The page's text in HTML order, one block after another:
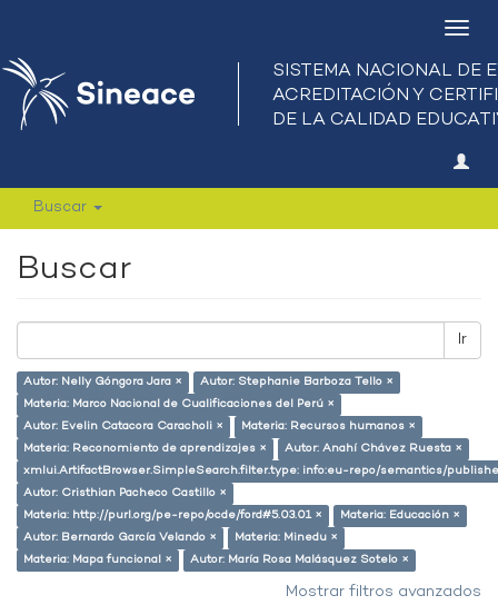
Buscar
Buscar
Ir
Autor: Nelly Góngora Jara ×
Autor: Stephanie Barboza Tello ×
Materia: Marco Nacional de Cualificaciones del Perú ×
Autor: Evelin Catacora Caracholi ×
Materia: Recursos humanos ×
Materia: Reconomiento de aprendizajes ×
Autor: Anahí Chávez Ruesta ×
xmlui.ArtifactBrowser.SimpleSearch.filter.type: info:eu-repo/semantics/
Autor: Cristhian Pacheco Castillo ×
Materia: http://purl.org/pe-repo/ocde/ford#5.03.01 ×
Materia: Educación ×
Autor: Bernardo García Velando ×
Materia: Minedu ×
Materia: Mapa funcional ×
Autor: María Rosa Malásquez Sotelo ×
Mostrar filtros avanzados